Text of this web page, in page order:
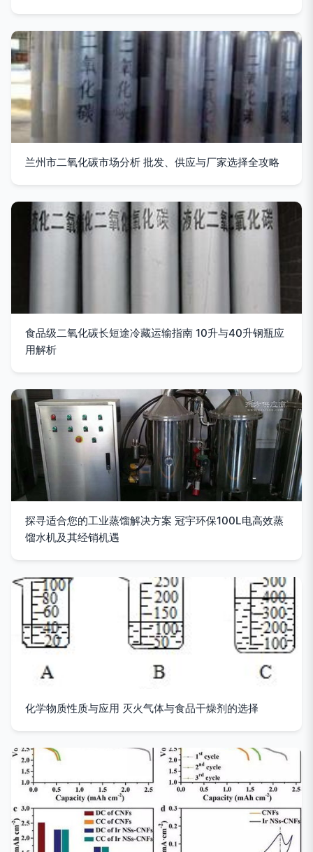
兰州市二氧化碳市场分析 批发、供应与厂家选择全攻略
食品级二氧化碳长短途冷藏运输指南 10升与40升钢瓶应
用解析
探寻适合您的工业蒸馏解决方案 冠宇环保100L电高效蒸
馏水机及其经销机遇
化学物质性质与应用 灭火气体与食品干燥剂的选择